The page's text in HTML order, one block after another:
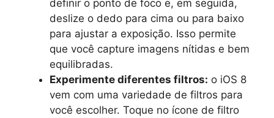
definir o ponto de foco e, em seguida,
deslize o dedo para cima ou para baixo
para ajustar a exposição. Isso permite
que você capture imagens nítidas e bem
equilibradas.
Experimente diferentes filtros: o iOS 8
vem com uma variedade de filtros para
você escolher. Toque no ícone de filtro